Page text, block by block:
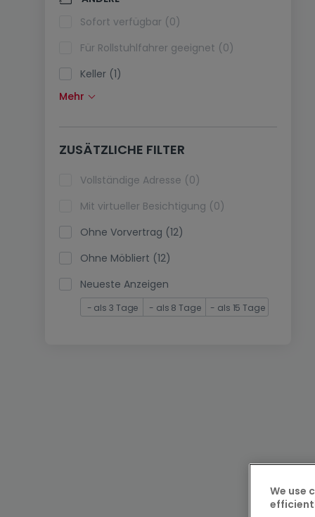
Klimaanlagen (0)
Glasfaser (0)
Sofort verfügbar (0)
Für Rollstuhlfahrer geeignet (0)
Keller (1)
Dachboden (0)
Fahrstuhl (0)
immobilienleibrente (0)
Ferienimmobilien (0)
Mehr
ZUSÄTZLICHE FILTER
Vollständige Adresse (0)
Mit virtueller Besichtigung (0)
Ohne Vorvertrag (12)
Ohne Möbliert (12)
Neueste Anzeigen
- als 3 Tage - als 8 Tage - als 15 Tage
We use